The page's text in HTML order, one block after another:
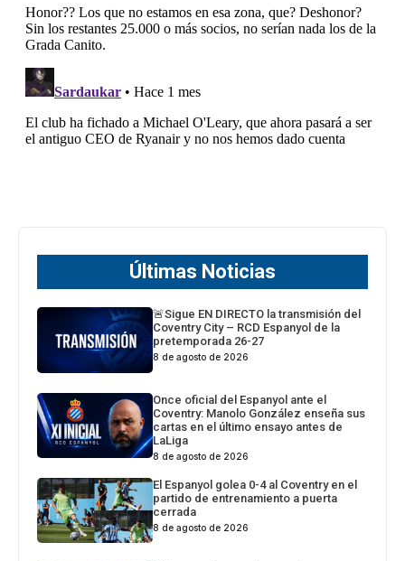
Últimas Noticias
🚨Sigue EN DIRECTO la transmisión del
Coventry City – RCD Espanyol de la
pretemporada 26-27
8 de agosto de 2026
Once oficial del Espanyol ante el
Coventry: Manolo González enseña sus
cartas en el último ensayo antes de
LaLiga
8 de agosto de 2026
El Espanyol golea 0-4 al Coventry en el
partido de entrenamiento a puerta
cerrada
8 de agosto de 2026